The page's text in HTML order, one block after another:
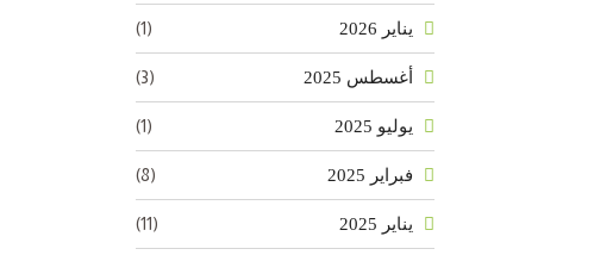
يناير 2026 (1)
أغسطس 2025 (3)
يوليو 2025 (1)
فبراير 2025 (8)
يناير 2025 (11)